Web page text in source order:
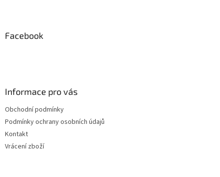
Facebook
Informace pro vás
Obchodní podmínky
Podmínky ochrany osobních údajů
Kontakt
Vrácení zboží